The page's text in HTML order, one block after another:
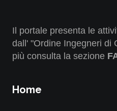
Il portale presenta le
dall' "Ordine Ingegneri di
più consulta la sezione
Home